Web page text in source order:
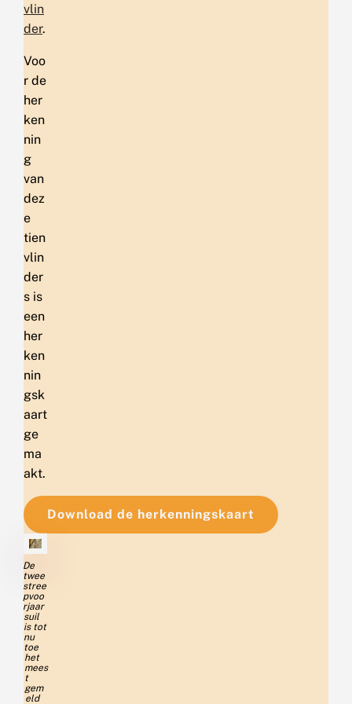
vlin
der.
Voo
r de
her
ken
nin
g
van
dez
e
tien
vlin
der
s is
een
her
ken
nin
gsk
aart
ge
ma
akt.
Download de herkenningskaart
De
twee
stree
pvoo
rjaar
suil
is tot
nu
toe
het
mees
t
gem
eld